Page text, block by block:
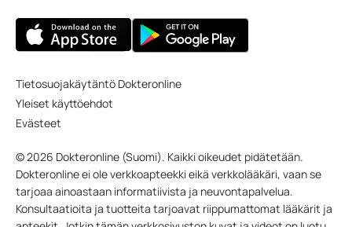
Tietosuojakäytäntö Dokteronline
Yleiset käyttöehdot
Evästeet
© 2026 Dokteronline (Suomi). Kaikki oikeudet pidätetään.
Dokteronline ei ole verkkoapteekki eikä verkkolääkäri, vaan se
tarjoaa ainoastaan informatiivista ja neuvontapalvelua.
Konsultaatioita ja tuotteita tarjoavat riippumattomat lääkärit ja